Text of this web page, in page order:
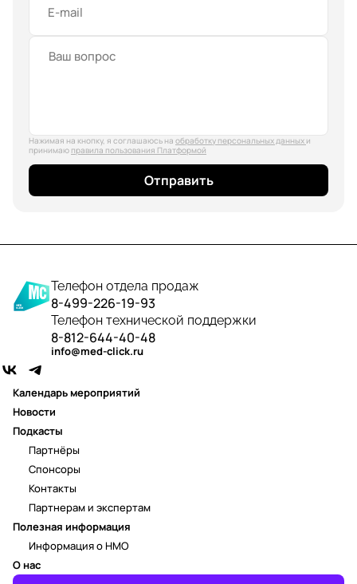
E-mail
Нажимая на кнопку, я соглашаюсь на обработку персональных данных и
принимаю правила пользования Платформой
Отправить
Телефон отдела продаж
8-499-226-19-93
Телефон технической поддержки
8-812-644-40-48
info@med-click.ru
Календарь мероприятий
Новости
Подкасты
Полезная информация
Информация о НМО
О нас
Партнёры
Спонсоры
Контакты
Партнерам и экспертам